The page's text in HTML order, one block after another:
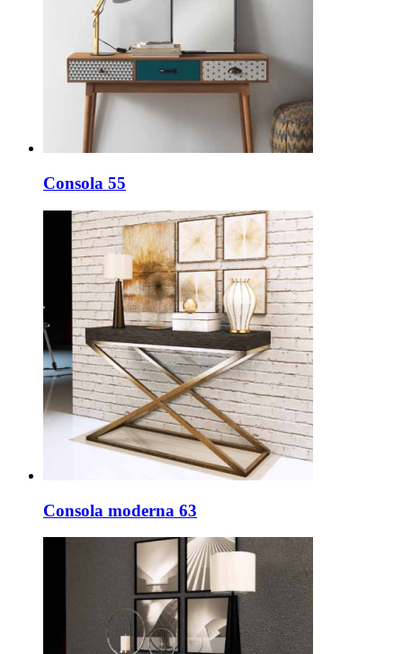
Consola 55
Consola moderna 63